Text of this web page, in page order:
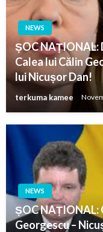
NEWS
ȘOC NAȚIONAL:
Calea lui Călin
lui Nicușor Dan!
terkuma kamee
NEWS
ȘOC NAȚIONAL:
Georgescu –